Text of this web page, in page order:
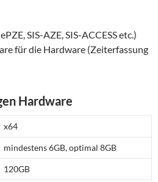
SIS-AZE, SIS-ACCESS etc.)
für die Hardware (Zeiterfassung
Hardware
x64
mindestens 6GB, optimal 8GB
120GB